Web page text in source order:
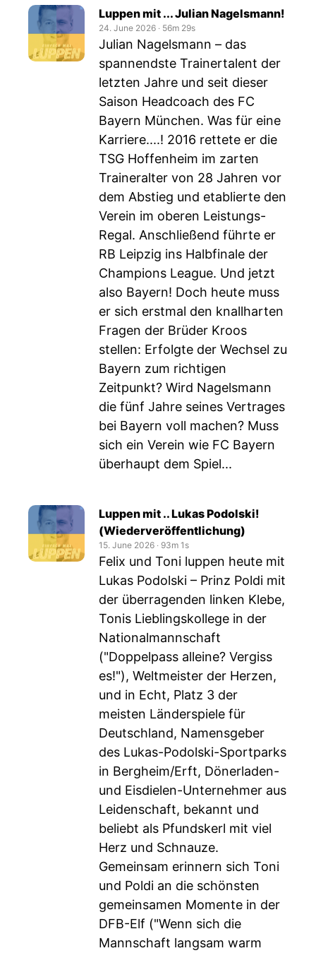
Luppen mit ... Julian Nagelsmann!
24. June 2026 ‧ 56m 29s
Julian Nagelsmann – das
spannendste Trainertalent der
letzten Jahre und seit dieser
Saison Headcoach des FC
Bayern München. Was für eine
Karriere....! 2016 rettete er die
TSG Hoffenheim im zarten
Traineralter von 28 Jahren vor
dem Abstieg und etablierte den
Verein im oberen Leistungs-
Regal. Anschließend führte er
RB Leipzig ins Halbfinale der
Champions League. Und jetzt
also Bayern! Doch heute muss
er sich erstmal den knallharten
Fragen der Brüder Kroos
stellen: Erfolgte der Wechsel zu
Bayern zum richtigen
Zeitpunkt? Wird Nagelsmann
die fünf Jahre seines Vertrages
bei Bayern voll machen? Muss
sich ein Verein wie FC Bayern
überhaupt dem Spiel...
Luppen mit .. Lukas Podolski!
(Wiederveröffentlichung)
15. June 2026 ‧ 93m 1s
Felix und Toni luppen heute mit
Lukas Podolski – Prinz Poldi mit
der überragenden linken Klebe,
Tonis Lieblingskollege in der
Nationalmannschaft
("Doppelpass alleine? Vergiss
es!"), Weltmeister der Herzen,
und in Echt, Platz 3 der
meisten Länderspiele für
Deutschland, Namensgeber
des Lukas-Podolski-Sportparks
in Bergheim/Erft, Dönerladen-
und Eisdielen-Unternehmer aus
Leidenschaft, bekannt und
beliebt als Pfundskerl mit viel
Herz und Schnauze.
Gemeinsam erinnern sich Toni
und Poldi an die schönsten
gemeinsamen Momente in der
DFB-Elf ("Wenn sich die
Mannschaft langsam warm